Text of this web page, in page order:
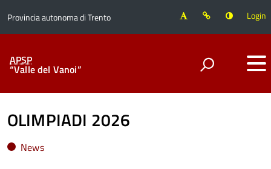
Provincia autonoma di Trento Login
APSP
“Valle del Vanoi”
OLIMPIADI 2026
News